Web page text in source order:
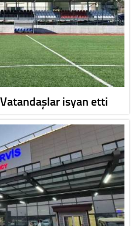
isyan etti